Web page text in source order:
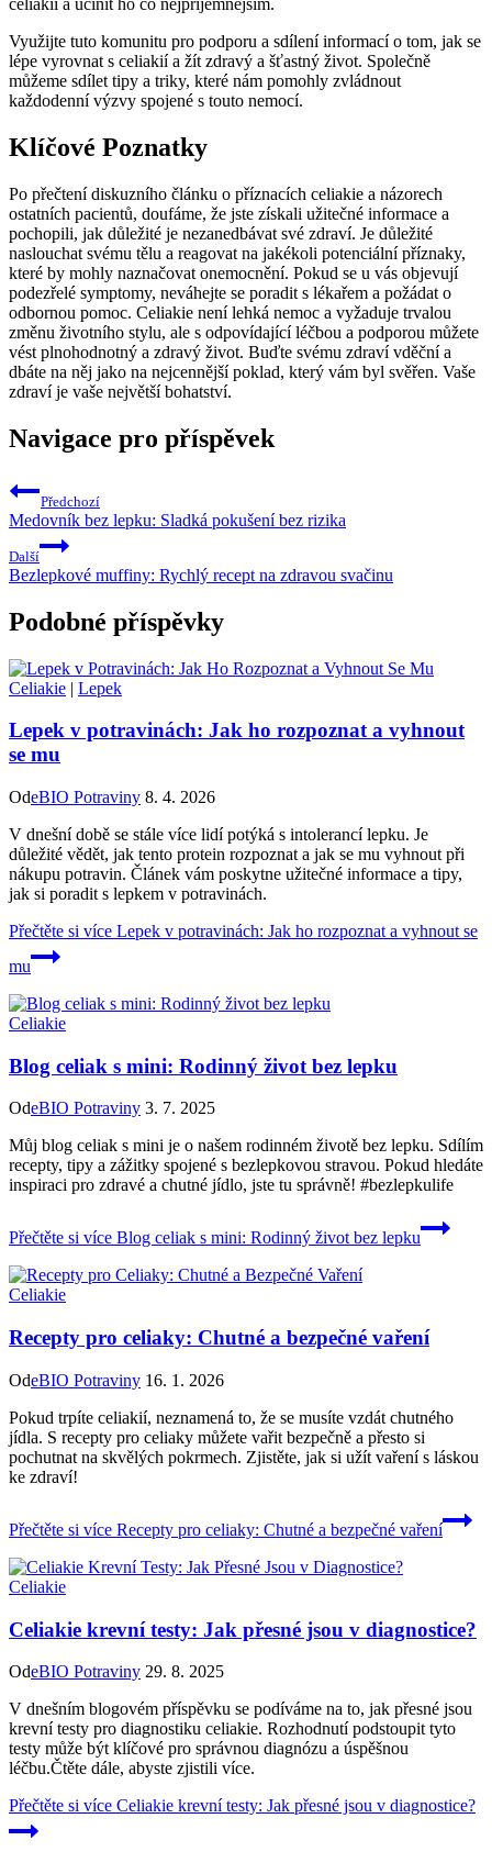
celiakií a učinit ho co nejpříjemnějším.
Využijte tuto komunitu pro podporu a sdílení informací o tom, jak se
lépe vyrovnat s celiakií a žít zdravý a šťastný život. Společně
můžeme sdílet tipy a triky, které nám pomohly zvládnout
každodenní výzvy spojené s touto nemocí.
Klíčové Poznatky
Po přečtení diskuzního článku o příznacích celiakie a názorech
ostatních pacientů, doufáme, že jste získali užitečné informace a
pochopili, jak důležité je nezanedbávat své zdraví. Je důležité
naslouchat svému tělu a reagovat na jakékoli potenciální příznaky,
které by mohly naznačovat onemocnění. Pokud se u vás objevují
podezřelé symptomy, neváhejte se poradit s lékařem a požádat o
odbornou pomoc. Celiakie není lehká nemoc a vyžaduje trvalou
změnu životního stylu, ale s odpovídající léčbou a podporou můžete
vést plnohodnotný a zdravý život. Buďte svému zdraví vděční a
dbáte na něj jako na nejcennější poklad, který vám byl svěřen. Vaše
zdraví je vaše největší bohatství.
Navigace pro příspěvek
Předchozí
Medovník bez lepku: Sladká pokušení bez rizika
Další
Bezlepkové muffiny: Rychlý recept na zdravou svačinu
Podobné příspěvky
Celiakie | Lepek
Lepek v potravinách: Jak ho rozpoznat a vyhnout
se mu
OdeBIO Potraviny 8. 4. 2026
V dnešní době se stále více lidí potýká s intolerancí lepku. Je
důležité vědět, jak tento protein rozpoznat a jak se mu vyhnout při
nákupu potravin. Článek vám poskytne užitečné informace a tipy,
jak si poradit s lepkem v potravinách.
Přečtěte si více Lepek v potravinách: Jak ho rozpoznat a vyhnout se
mu
Celiakie
Blog celiak s mini: Rodinný život bez lepku
OdeBIO Potraviny 3. 7. 2025
Můj blog celiak s mini je o našem rodinném životě bez lepku. Sdílím
recepty, tipy a zážitky spojené s bezlepkovou stravou. Pokud hledáte
inspiraci pro zdravé a chutné jídlo, jste tu správně! #bezlepkulife
Přečtěte si více Blog celiak s mini: Rodinný život bez lepku
Celiakie
Recepty pro celiaky: Chutné a bezpečné vaření
OdeBIO Potraviny 16. 1. 2026
Pokud trpíte celiakií, neznamená to, že se musíte vzdát chutného
jídla. S recepty pro celiaky můžete vařit bezpečně a přesto si
pochutnat na skvělých pokrmech. Zjistěte, jak si užít vaření s láskou
ke zdraví!
Přečtěte si více Recepty pro celiaky: Chutné a bezpečné vaření
Celiakie
Celiakie krevní testy: Jak přesné jsou v diagnostice?
OdeBIO Potraviny 29. 8. 2025
V dnešním blogovém příspěvku se podíváme na to, jak přesné jsou
krevní testy pro diagnostiku celiakie. Rozhodnutí podstoupit tyto
testy může být klíčové pro správnou diagnózu a úspěšnou
léčbu.Čtěte dále, abyste zjistili více.
Přečtěte si více Celiakie krevní testy: Jak přesné jsou v diagnostice?